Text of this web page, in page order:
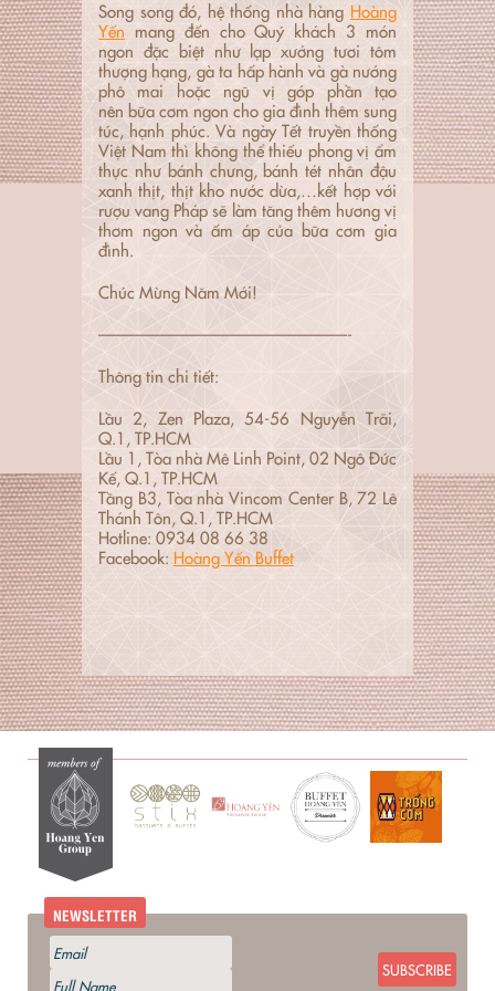
Song song đó, hệ thống nhà hàng Hoàng
Yến mang đến cho Quý khách 3 món
ngon đặc biệt như lạp xưởng tươi tôm
thượng hạng, gà ta hấp hành và gà nướng
phô mai hoặc ngũ vị góp phần tạo
nên bữa cơm ngon cho gia đình thêm sung
túc, hạnh phúc. Và ngày Tết truyền thống
Việt Nam thì không thể thiếu phong vị ẩm
thực như bánh chưng, bánh tét nhân đậu
xanh thịt, thịt kho nước dừa,…kết hợp với
rượu vang Pháp sẽ làm tăng thêm hương vị
thơm ngon và ấm áp của bữa cơm gia
đình.
Chúc Mừng Năm Mới!
———————————————-
Thông tin chi tiết:
Lầu 2, Zen Plaza, 54-56 Nguyễn Trãi,
Q.1, TP.HCM
Lầu 1, Tòa nhà Mê Linh Point, 02 Ngô Đức
Kế, Q.1, TP.HCM
Tầng B3, Tòa nhà Vincom Center B, 72 Lê
Thánh Tôn, Q.1, TP.HCM
Hotline: 0934 08 66 38
Facebook: Hoàng Yến Buffet
NEWSLETTER
SUBSCRIBE